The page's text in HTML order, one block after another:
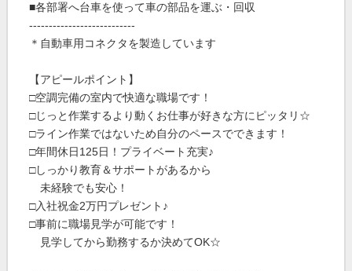
■各部署へ台車を使って車の部品を運ぶ・回収
---------------------------
＊自動車用コネクタを製造しています
【アピールポイント】
□空調完備の室内で快適な職場です！
□じっと作業するより動くお仕事が好きな方にピッタリ☆
□ライン作業ではないため自分のペースでできます！
□年間休日125日！プライベート充実♪
□しっかり教育＆サポートがあるから
未経験でも安心！
□入社祝金2万円プレゼント♪
□事前に職場見学が可能です！
見学してから勤務するか決めてOK☆